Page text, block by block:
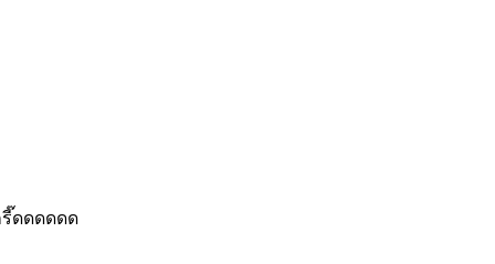
ดดดดดด